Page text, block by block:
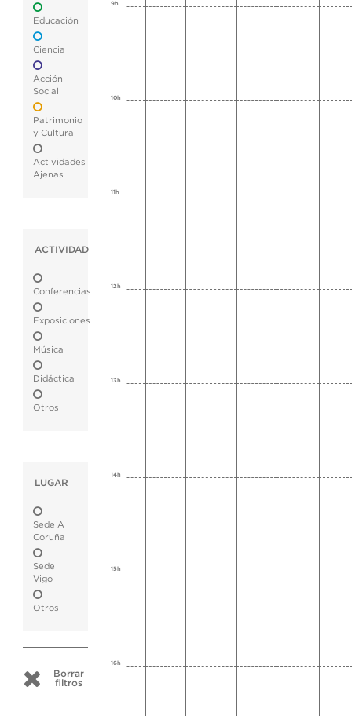
Educación
Ciencia
Acción
Social
Patrimonio
y Cultura
Actividades
Ajenas
ACTIVIDAD
Conferencias
Exposiciones
Música
Didáctica
Otros
LUGAR
Sede A
Coruña
Sede
Vigo
Otros
Borrar
filtros
9h
10h
11h
12h
13h
14h
15h
16h